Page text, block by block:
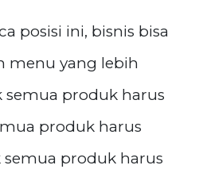
posisi ini, bisnis bisa
menu yang lebih
semua produk harus
produk harus
produk harus